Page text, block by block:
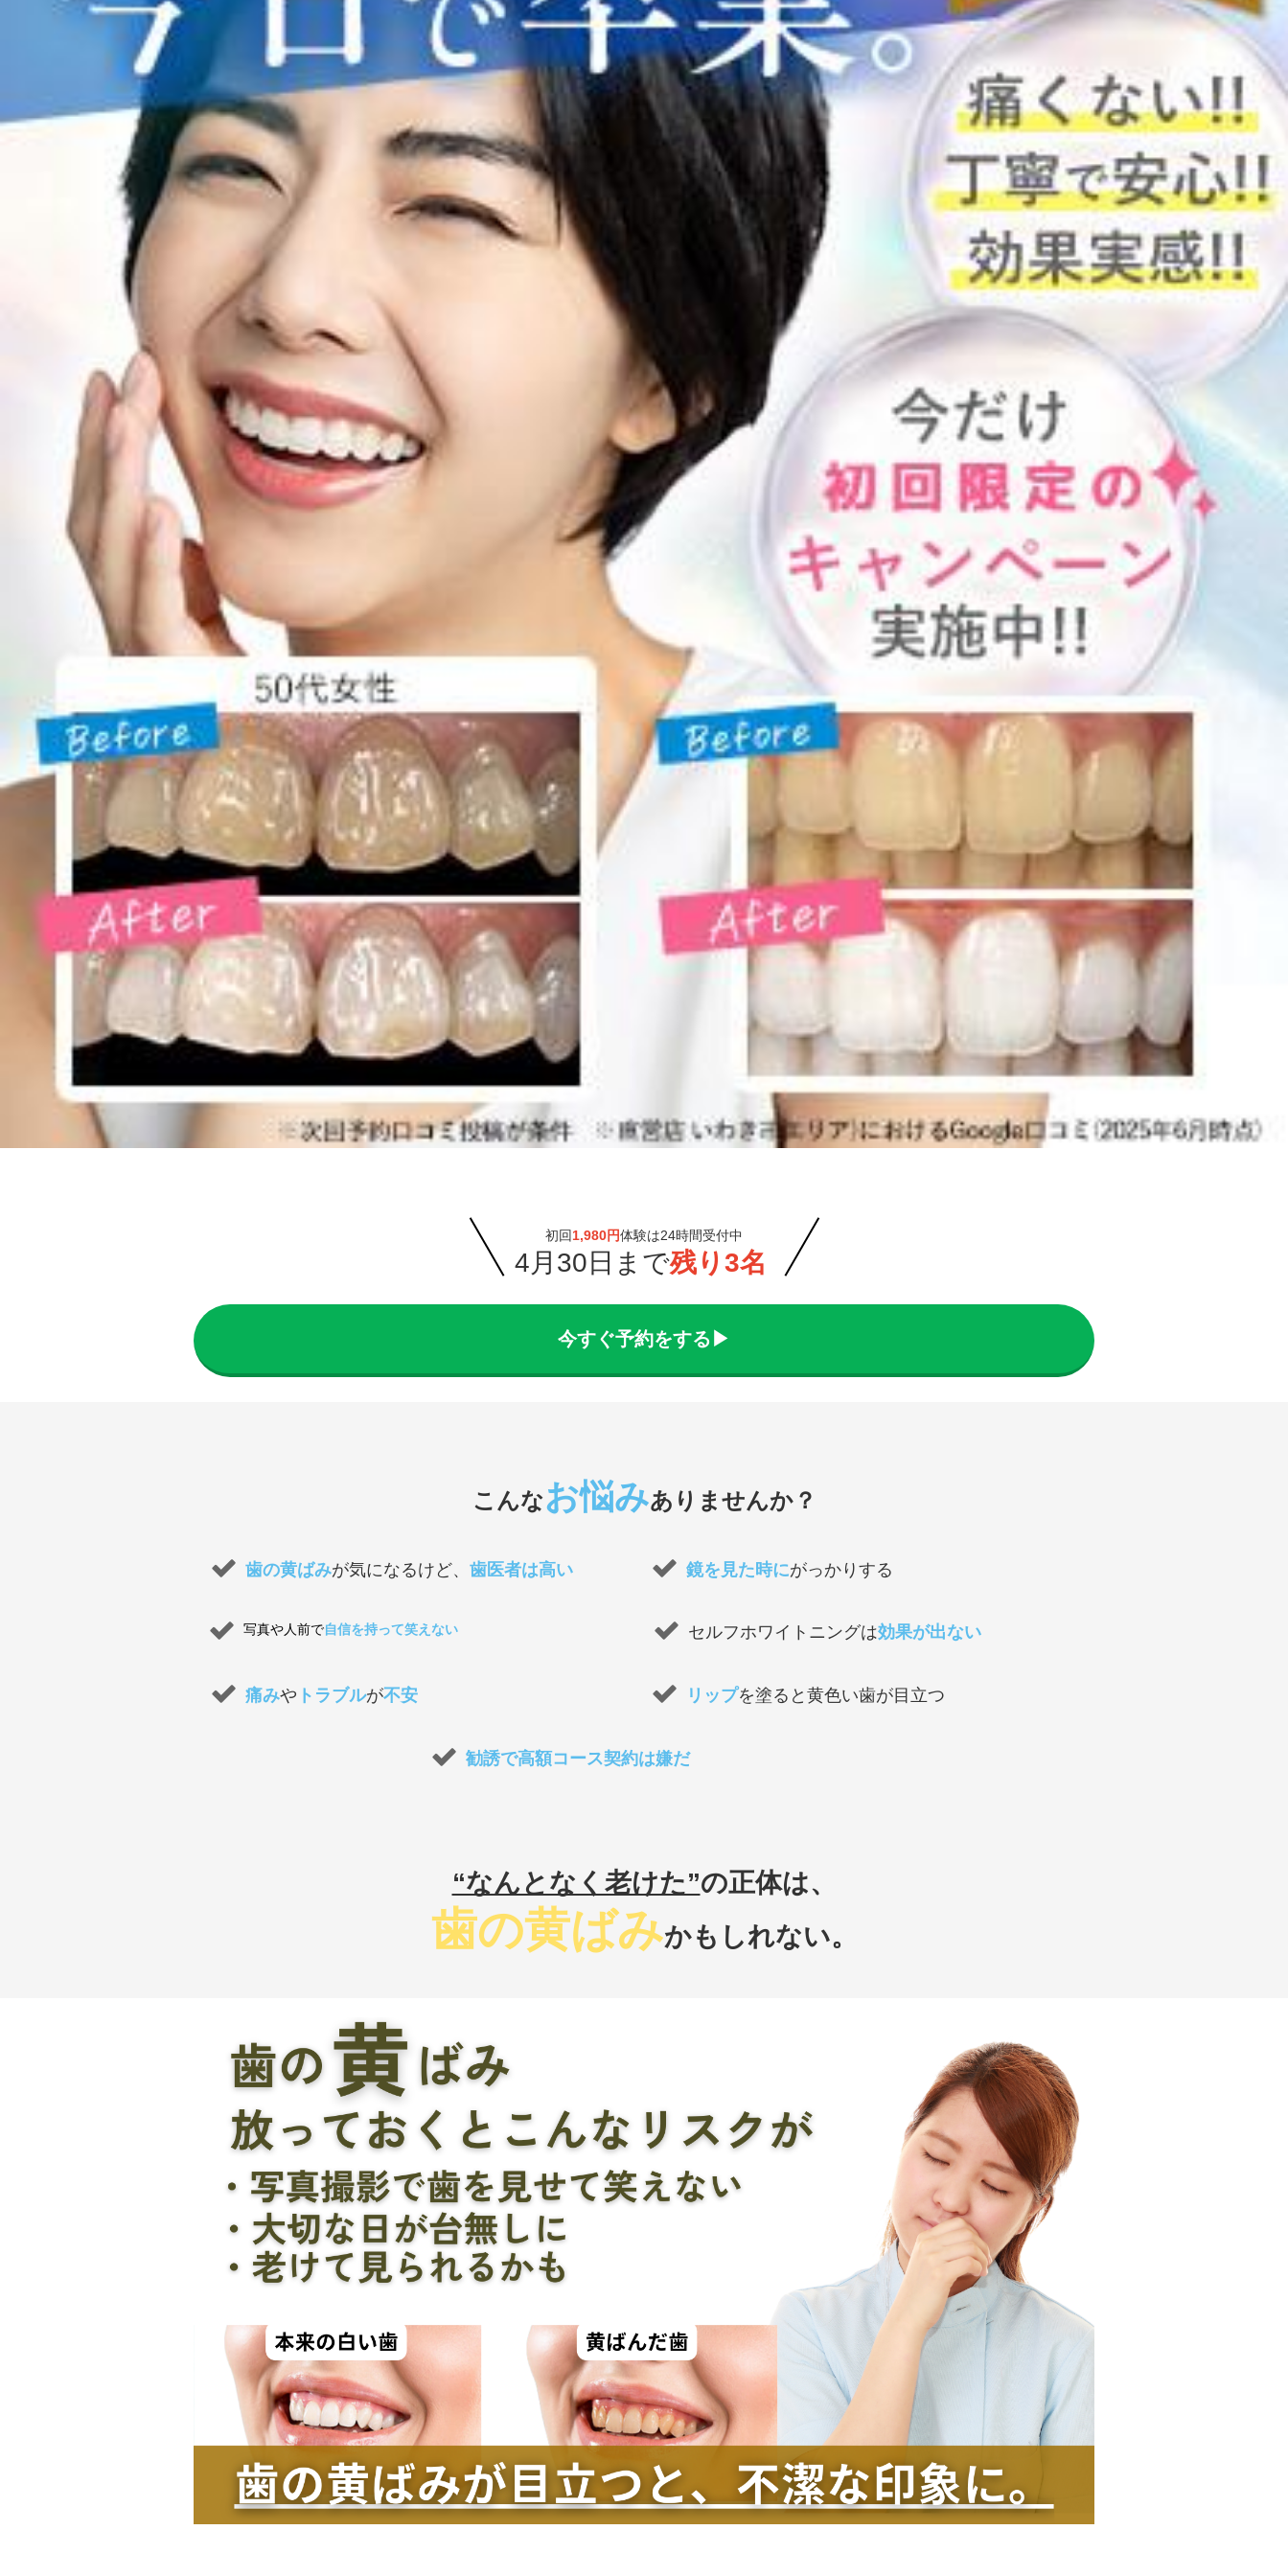
初回1,980円体験は24時間受付中
4月30日まで残り3名
今すぐ予約をする▶︎
こんなお悩みありませんか？
歯の黄ばみが気になるけど、 歯医者は高い 鏡を見た時にがっかりする
写真や人前で自信を持って笑えない セルフホワイトニングは効果が出ない
痛みや トラブルが不安 リップを塗ると黄色い歯が目立つ
勧誘で高額コース契約は嫌だ
“なんとなく老けた”の正体は、
歯の黄ばみかもしれない。